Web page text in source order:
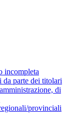
incompleta
da parte dei titolari
di
provinciali